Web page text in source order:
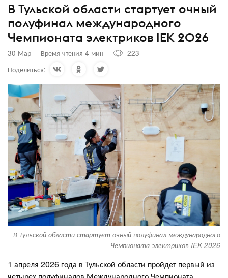
В Тульской области стартует очный
полуфинал международного
Чемпионата электриков IEK 2026
30 Мар Время чтения 4 мин
223
Поделиться:
В Тульской области стартует очный полуфинал международного
Чемпионата электриков IEK 2026
1 апреля 2026 года в Тульской области пройдет первый из